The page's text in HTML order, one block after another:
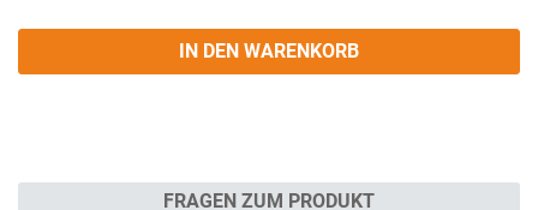
IN DEN WARENKORB
FRAGEN ZUM PRODUKT